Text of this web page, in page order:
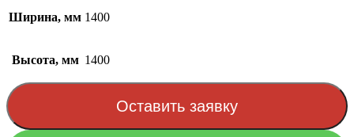
Ширина, мм 1400
Высота, мм 1400
Оставить заявку